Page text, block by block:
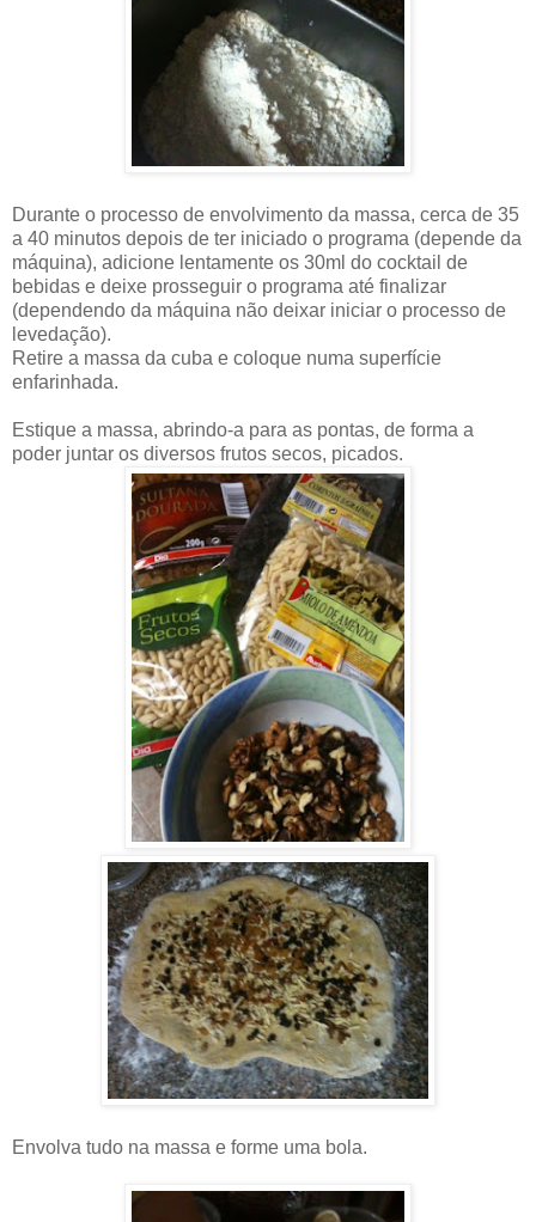
Durante o processo de envolvimento da massa, cerca de 35
a 40 minutos depois de ter iniciado o programa (depende da
máquina), adicione lentamente os 30ml do cocktail de
bebidas e deixe prosseguir o programa até finalizar
(dependendo da máquina não deixar iniciar o processo de
levedação).
Retire a massa da cuba e coloque numa superfície
enfarinhada.
Estique a massa, abrindo-a para as pontas, de forma a
poder juntar os diversos frutos secos, picados.
Envolva tudo na massa e forme uma bola.